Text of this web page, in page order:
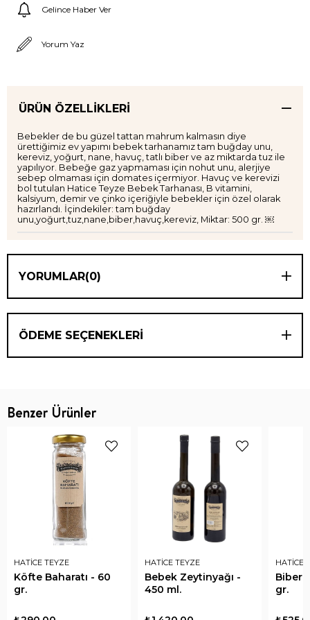
Gelince Haber Ver
Yorum Yaz
ÜRÜN ÖZELLIKLERI
Bebekler de bu güzel tattan mahrum kalmasın diye
ürettiğimiz ev yapımı bebek tarhanamız tam buğday unu,
kereviz, yoğurt, nane, havuç, tatlı biber ve az miktarda tuz ile
yapılıyor. Bebeğe gaz yapmaması için nohut unu, alerjiye
sebep olmaması için domates içermiyor. Havuç ve kerevizi
bol tutulan Hatice Teyze Bebek Tarhanası, B vitamini,
kalsiyum, demir ve çinko içeriğiyle bebekler için özel olarak
hazırlandı. İçindekiler: tam buğday
unu,yoğurt,tuz,nane,biber,havuç,kereviz, Miktar: 500 gr. ￼
YORUMLAR(0)
ÖDEME SEÇENEKLERI
Benzer Ürünler
HATİCE TEYZE
Köfte Baharatı - 60
gr.
HATİCE TEYZE
Bebek Zeytinyağı -
450 ml.
HATİCE
Biber
gr.